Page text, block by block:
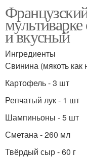
и вкусный
Ингредиенты
Свинина (мякоть как
Картофель - 3 шт
Репчатый лук - 1 шт
Шампиньоны - 5 шт
Сметана - 260 мл
Твёрдый сыр - 60 г